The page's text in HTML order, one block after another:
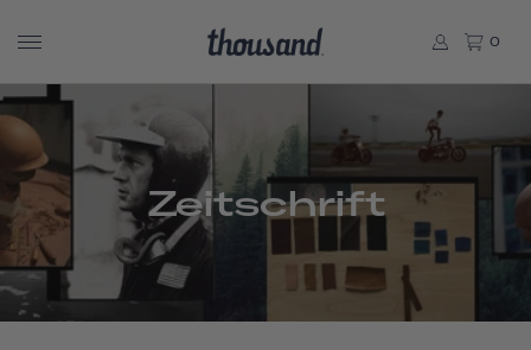
0
Zeitschrift